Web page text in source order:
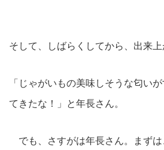
そして、しばらくしてから、出来上
「じゃがいもの美味しそうな匂い
てきたな！」と年長さん。
でも、さすがは年長さん。まずは